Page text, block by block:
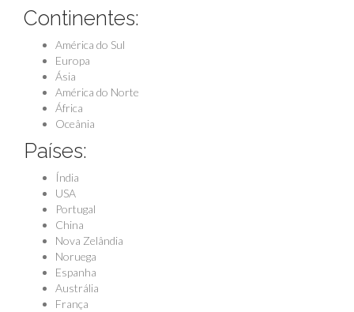
Continentes:
América do Sul
Europa
Ásia
América do Norte
África
Oceânia
Países:
Índia
USA
Portugal
China
Nova Zelândia
Noruega
Espanha
Austrália
França